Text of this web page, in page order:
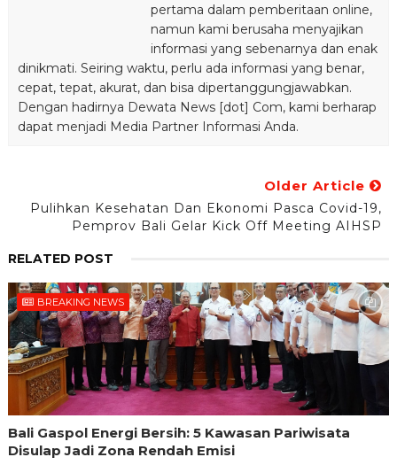
pertama dalam pemberitaan online,
namun kami berusaha menyajikan
informasi yang sebenarnya dan enak
dinikmati. Seiring waktu, perlu ada informasi yang benar,
cepat, tepat, akurat, dan bisa dipertanggungjawabkan.
Dengan hadirnya Dewata News [dot] Com, kami berharap
dapat menjadi Media Partner Informasi Anda.
Older Article
Pulihkan Kesehatan Dan Ekonomi Pasca Covid-19,
Pemprov Bali Gelar Kick Off Meeting AIHSP
RELATED POST
BREAKING NEWS
Bali Gaspol Energi Bersih: 5 Kawasan Pariwisata
Disulap Jadi Zona Rendah Emisi